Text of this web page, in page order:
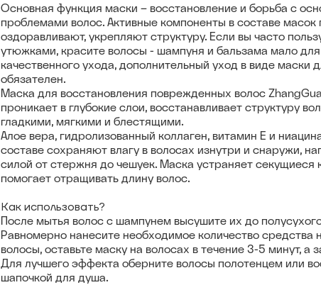
Основная функция маски – восстановление и борьба с
проблемами волос. Активные компоненты в составе масок
оздоравливают, укрепляют структуру. Если вы часто
утюжками, красите волосы - шампуня и бальзама мало для
качественного ухода, дополнительный уход в виде маски
обязателен.
Маска для восстановления поврежденных волос
проникает в глубокие слои, восстанавливает структуру
гладкими, мягкими и блестящими.
Алое вера, гидролизованный коллаген, витамин Е и
составе сохраняют влагу в волосах изнутри и снаружи,
силой от стержня до чешуек. Маска устраняет секущиеся
помогает отращивать длину волос.
Как использовать?
После мытья волос с шампунем высушите их до
Равномерно нанесите необходимое количество средства
волосы, оставьте маску на волосах в течение 3-5 минут, а
Для лучшего эффекта оберните волосы полотенцем или
шапочкой для душа.